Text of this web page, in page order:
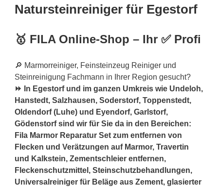
Natursteinreiniger für Egestorf
🥇 FILA Online-Shop – Ihr ✅ Profi
🔎 Marmorreiniger, Feinsteinzeug Reiniger und
Steinreinigung Fachmann in Ihrer Region gesucht?
⏩ In Egestorf und im ganzen Umkreis wie Undeloh,
Hanstedt, Salzhausen, Soderstorf, Toppenstedt,
Oldendorf (Luhe) und Eyendorf, Garlstorf,
Gödenstorf sind wir für Sie da in den Bereichen:
Fila Marmor Reparatur Set zum entfernen von
Flecken und Verätzungen auf Marmor, Travertin
und Kalkstein, Zementschleier entfernen,
Fleckenschutzmittel, Steinschutzbehandlungen,
Universalreiniger für Beläge aus Zement, glasierter